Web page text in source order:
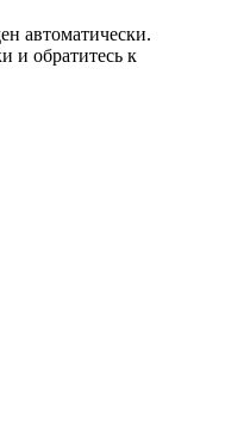
автоматически.
и обратитесь к